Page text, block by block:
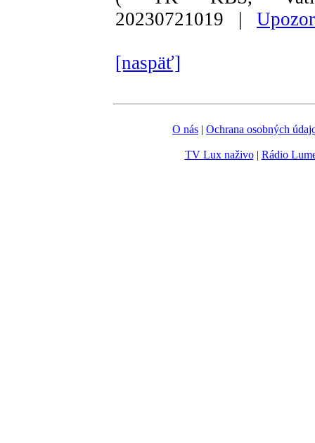
20230721019 |
[naspäť]
O nás | Ochrana osobných
TV Lux naživo| Rádio